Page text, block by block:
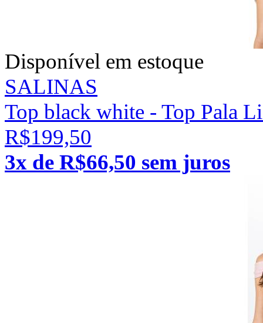
Disponível em estoque
SALINAS
Top black white - Top Pala
R$199,50
3x de R$66,50 sem juros